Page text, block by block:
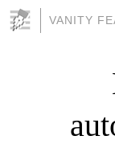
VANITY